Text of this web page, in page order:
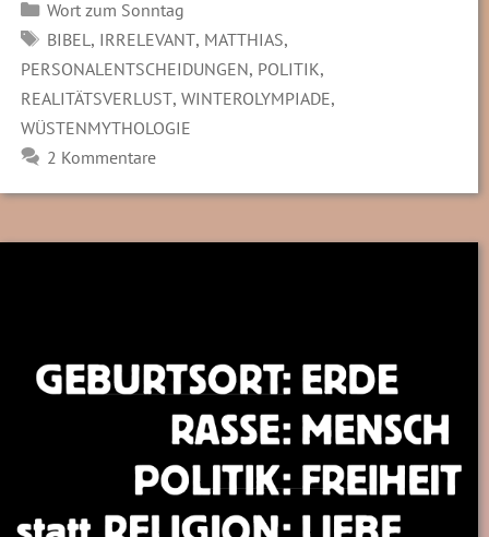
Kategorien
Wort zum Sonntag
SCHLAGWÖRTER
BIBEL, IRRELEVANT, MATTHIAS,
PERSONALENTSCHEIDUNGEN, POLITIK,
REALITÄTSVERLUST,WINTEROLYMPIADE,
WÜSTENMYTHOLOGIE
2 Kommentare